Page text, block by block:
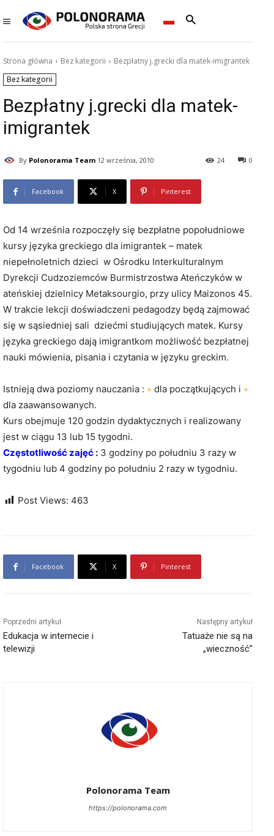
Strona główna Bez kategorii
Bezpłatny j.grecki dla matek-imigrantek
Bez kategorii
Bezpłatny j.grecki dla matek-
imigrantek
By Polonorama Team 12 września, 2010 0
24
Facebook X Pinterest
Od 14 września rozpoczęły się bezpłatne popołudniowe
kursy języka greckiego dla imigrantek – matek
niepełnoletnich dzieci w Ośrodku Interkulturalnym
Dyrekcji Cudzoziemców Burmistrzostwa Ateńczyków w
ateńskiej dzielnicy Metaksourgio, przy ulicy Maizonos 45.
W trakcie lekcji doświadczeni pedagodzy będą zajmować
się w sąsiedniej sali dziećmi studiujących matek. Kursy
języka greckiego dają imigrantkom możliwość bezpłatnej
nauki mówienia, pisania i czytania w języku greckim.
Istnieją dwa poziomy nauczania : ◦ dla początkujących i ◦
dla zaawansowanych.
Kurs obejmuje 120 godzin dydaktycznych i realizowany
jest w ciągu 13 lub 15 tygodni.
Częstotliwość zajęć : 3 godziny po południu 3 razy w
tygodniu lub 4 godziny po południu 2 razy w tygodniu.
Post Views: 463
Facebook X Pinterest
Poprzedni artykuł
Edukacja w internecie i
telewizji
Następny artykuł
Tatuaże nie są na
„wieczność”
Polonorama Team
https://polonorama.com